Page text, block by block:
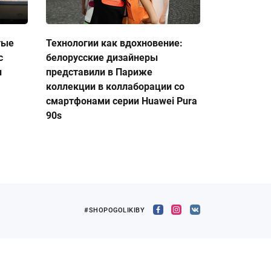
Технологии как вдохновение:
белорусские дизайнеры
представили в Париже
коллекции в коллаборации со
смартфонами серии Huawei Pura
90s
#SHOPOGOLIKIBY